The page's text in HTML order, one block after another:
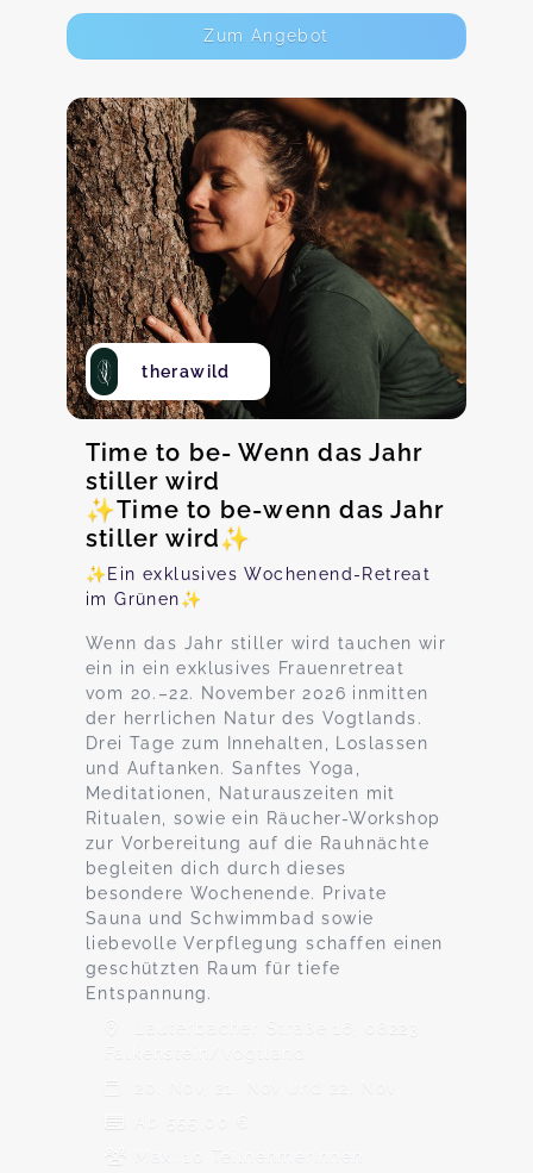
Zum Angebot
therawild
Time to be- Wenn das Jahr
stiller wird
✨️Time to be-wenn das Jahr
stiller wird✨️
✨️Ein exklusives Wochenend-Retreat
im Grünen✨️
Wenn das Jahr stiller wird tauchen wir
ein in ein exklusives Frauenretreat
vom 20.–22. November 2026 inmitten
der herrlichen Natur des Vogtlands.
Drei Tage zum Innehalten, Loslassen
und Auftanken. Sanftes Yoga,
Meditationen, Naturauszeiten mit
Ritualen, sowie ein Räucher-Workshop
zur Vorbereitung auf die Rauhnächte
begleiten dich durch dieses
besondere Wochenende. Private
Sauna und Schwimmbad sowie
liebevolle Verpflegung schaffen einen
geschützten Raum für tiefe
Entspannung.
Lauterbacher Straße 16, 08223
Falkenstein/Vogtland
20. Nov, 21. Nov und 22. Nov
Ab 555,00 €
Max. 10 TeilnehmerInnen